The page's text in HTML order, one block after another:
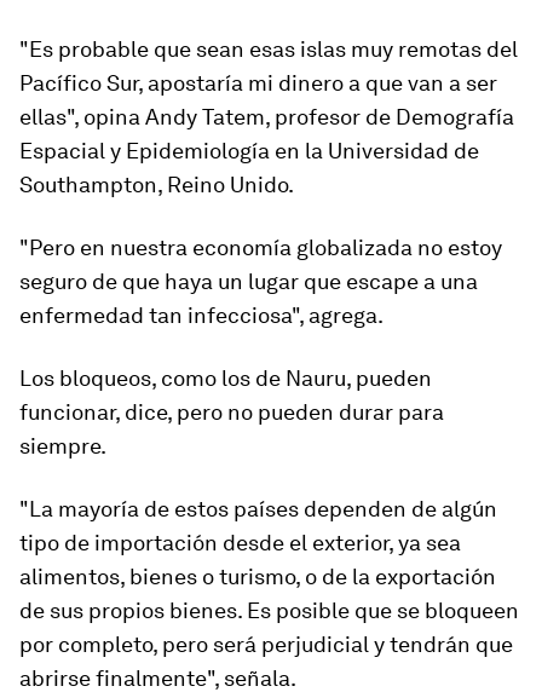
"Es probable que sean esas islas muy remotas del
Pacífico Sur, apostaría mi dinero a que van a ser
ellas", opina Andy Tatem, profesor de Demografía
Espacial y Epidemiología en la Universidad de
Southampton, Reino Unido.
"Pero en nuestra economía globalizada no estoy
seguro de que haya un lugar que escape a una
enfermedad tan infecciosa", agrega.
Los bloqueos, como los de Nauru, pueden
funcionar, dice, pero no pueden durar para
siempre.
"La mayoría de estos países dependen de algún
tipo de importación desde el exterior, ya sea
alimentos, bienes o turismo, o de la exportación
de sus propios bienes. Es posible que se bloqueen
por completo, pero será perjudicial y tendrán que
abrirse finalmente", señala.